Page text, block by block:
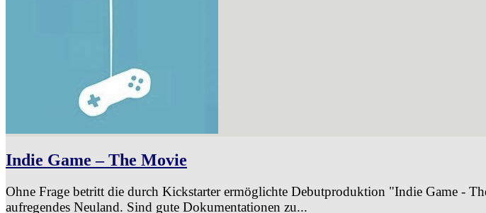
Indie Game – The Movie
Ohne Frage betritt die durch Kickstarter ermöglichte Debutproduktion "Indie Game -
aufregendes Neuland. Sind gute Dokumentationen zu...